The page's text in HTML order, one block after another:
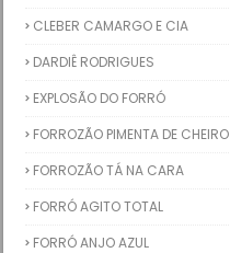
CLEBER CAMARGO E CIA
DARDIÊ RODRIGUES
EXPLOSÃO DO FORRÓ
FORROZÃO PIMENTA DE CHEIRO
FORROZÃO TÁ NA CARA
FORRÓ AGITO TOTAL
FORRÓ ANJO AZUL